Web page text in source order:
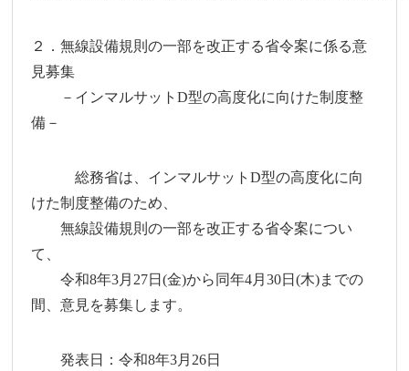
２．無線設備規則の一部を改正する省令案に係る意
見募集
－インマルサットD型の高度化に向けた制度整
備－
総務省は、インマルサットD型の高度化に向
けた制度整備のため、
無線設備規則の一部を改正する省令案につい
て、
令和8年3月27日(金)から同年4月30日(木)までの
間、意見を募集します。
発表日：令和8年3月26日